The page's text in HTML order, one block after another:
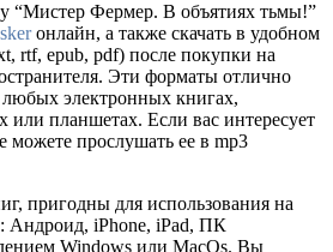
“Мистер Фермер. В объятиях тьмы!”
онлайн, а также скачать в удобном
rtf, epub, pdf) после покупки на
Эти форматы отлично
любых электронных книгах,
или планшетах. Если вас интересует
можете прослушать ее в mp3
пригодны для использования на
Андроид, iPhone, iPad, ПК
Windows или MacOs. Вы